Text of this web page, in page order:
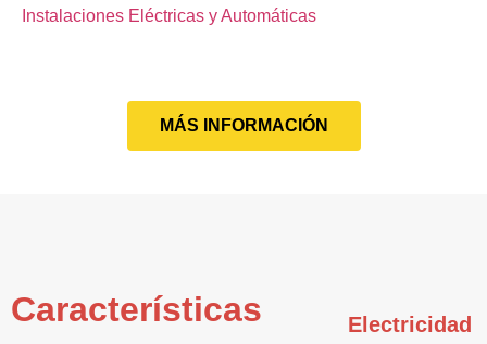
Instalaciones Eléctricas y Automáticas
MÁS INFORMACIÓN
Características
Electricidad